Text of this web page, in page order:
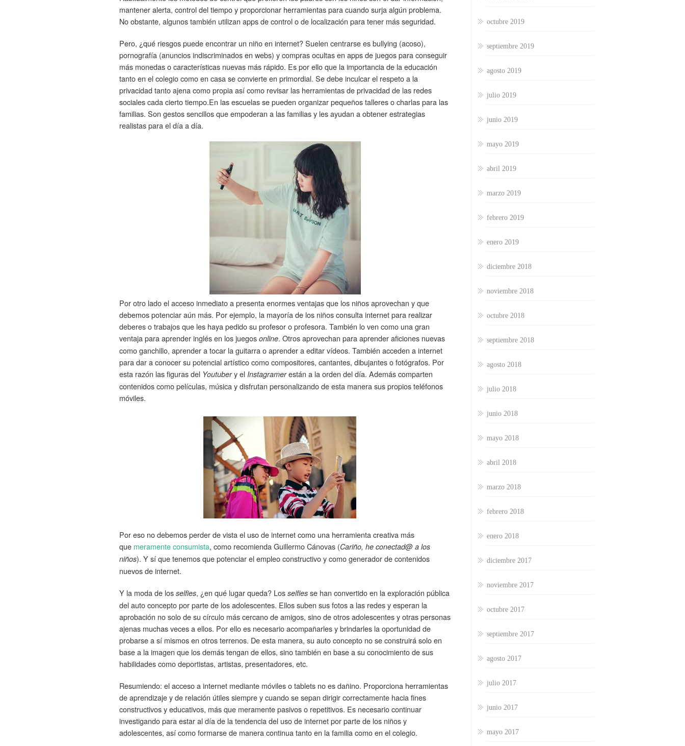
mantener alerta, control del tiempo y proporcionar herramientas para cuando surja algún problema.
No obstante, algunos también utilizan apps de control o de localización para tener más seguridad.
Pero, ¿qué riesgos puede encontrar un niño en internet? Suelen centrarse es bullying (acoso),
pornografía (anuncios indiscriminados en webs) y compras ocultas en apps de juegos para conseguir
más monedas o características nuevas más rápido. Es por ello que la importancia de la educación
tanto en el colegio como en casa se convierte en primordial. Se debe inculcar el respeto a la
privacidad tanto ajena como propia así como revisar las herramientas de privacidad de las redes
sociales cada cierto tiempo.En las escuelas se pueden organizar pequeños talleres o charlas para las
familias. Son gestos sencillos que empoderan a las familias y les ayudan a obtener estrategias
realistas para el día a día.
Por otro lado el acceso inmediato a presenta enormes ventajas que los niños aprovechan y que
debemos potenciar aún más. Por ejemplo, la mayoría de los niños consulta internet para realizar
deberes o trabajos que les haya pedido su profesor o profesora. También lo ven como una gran
ventaja para aprender inglés en los juegos online. Otros aprovechan para aprender aficiones nuevas
como ganchillo, aprender a tocar la guitarra o aprender a editar vídeos. También acceden a internet
para dar a conocer su potencial artístico como compositores, cantantes, dibujantes o fotógrafos. Por
esta razón las figuras del Youtubery el Instagramerestán a la orden del día. Además comparten
contenidos como películas, música y disfrutan personalizando de esta manera sus propios teléfonos
móviles.
Por eso no debemos perder de vista el uso de internet como una herramienta creativa más
que meramente consumista, como recomienda Guillermo Cánovas (Cariño, he conectad@ a los
niños). Y sí que tenemos que potenciar el empleo constructivo y como generador de contenidos
nuevos de internet.
Y la moda de los selfies, ¿en qué lugar queda? Los selfies se han convertido en la exploración pública
del auto concepto por parte de los adolescentes. Ellos suben sus fotos a las redes y esperan la
aprobación no solo de su círculo más cercano de amigos, sino de otros adolescentes y otras personas
ajenas muchas veces a ellos. Por ello es necesario acompañarles y brindarles la oportunidad de
probarse a sí mismos en otros terrenos. De esta manera, su auto concepto no se construirá solo en
base a la imagen que los demás tengan de ellos, sino también en base a su conocimiento de sus
habilidades como deportistas, artistas, presentadores, etc.
Resumiendo: el acceso a internet mediante móviles o tablets no es dañino. Proporciona herramientas
de aprendizaje y de relación útiles siempre y cuando se sepan dirigir correctamente hacia fines
constructivos y educativos, más que meramente pasivos o repetitivos. Es necesario continuar
investigando para estar al día de la tendencia del uso de internet por parte de los niños y
adolescentes, así como formarse de manera continua tanto en la familia como en el colegio.
octubre 2019
septiembre 2019
agosto 2019
julio 2019
junio 2019
mayo 2019
abril 2019
marzo 2019
febrero 2019
enero 2019
diciembre 2018
noviembre 2018
octubre 2018
septiembre 2018
agosto 2018
julio 2018
junio 2018
mayo 2018
abril 2018
marzo 2018
febrero 2018
enero 2018
diciembre 2017
noviembre 2017
octubre 2017
septiembre 2017
agosto 2017
julio 2017
junio 2017
mayo 2017